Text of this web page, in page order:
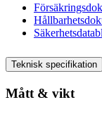
Teknisk specifikation
Mått & vikt